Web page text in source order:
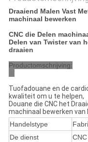
Draaiend Malen Vast
machinaal bewerken
CNC die Delen
Delen van Twister van
draaien
Productomschrijving:
Tuofadouane en de
kwaliteit om u te helpen,
Douane die CNC het
machinaal bewerken van
Handelstype
De dienst